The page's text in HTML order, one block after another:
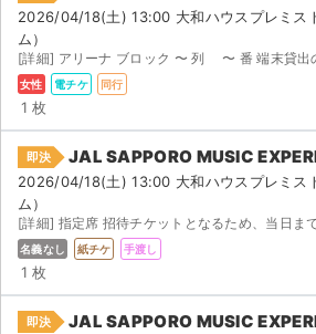
2026/04/18(土) 13:00 大和ハウスプレミス
ム）
女性 電チケ 同行
1 枚
即決 JAL SAPPORO MUSIC
2026/04/18(土) 13:00 大和ハウスプレミス
ム）
名義なし 紙チケ 手渡し
1 枚
即決 JAL SAPPORO MUSIC